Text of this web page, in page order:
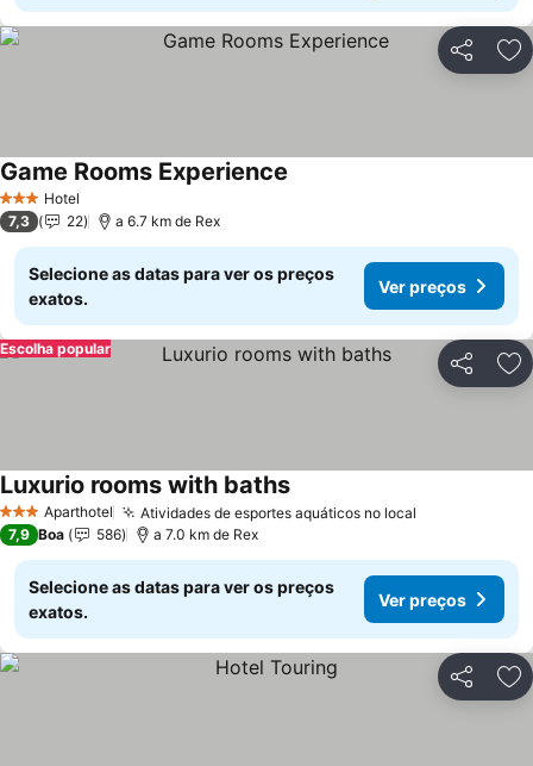
Partilhar
3 EstrelasHotel
Game Rooms Experience
7,3 22 a 6.7 km de Rex
Selecione as datas para ver os preços
exatos.
Ver preços
Partilhar
Escolha popular
3 EstrelasAparthotel Atividades de esportes aquáticos no local
Luxurio rooms with bathsVer preços
7,9 Boa 586 a 7.0 km de Rex
Selecione as datas para ver os preços
exatos.
Ver preços
Partilhar